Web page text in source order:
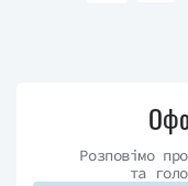
Розповімо
та